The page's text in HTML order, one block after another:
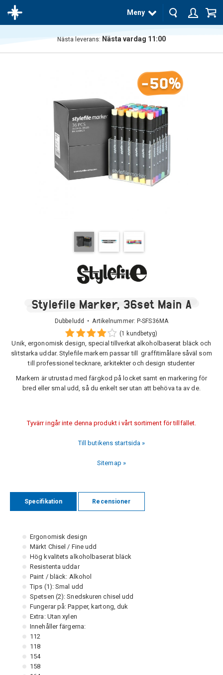
Meny
Nästa leverans: Nästa vardag 11:00
-50%
Stylefile Marker, 36set Main A
Dubbeludd • Artikelnummer: P-SFS36MA
(1 kundbetyg)
Unik, ergonomisk design, special tillverkat alkoholbaserat bläck och
slitstarka uddar. Stylefile markern passar till graffitimålare såväl som
till professionel tecknare, arkitekter och design studenter
Markern är utrustad med färgkod på locket samt en markering för
bred eller smal udd, så du enkelt ser utan att behöva ta av de.
Tyvärr ingår inte denna produkt i vårt sortiment för tillfället.
Till butikens startsida »
Sitemap »
Specifikation Recensioner
Ergonomisk design
Märkt Chisel / Fine udd
Hög kvalitets alkoholbaserat bläck
Resistenta uddar
Paint / bläck: Alkohol
Tips (1): Smal udd
Spetsen (2): Snedskuren chisel udd
Fungerar på: Papper, kartong, duk
Extra: Utan xylen
Innehåller färgerna:
112
118
154
158